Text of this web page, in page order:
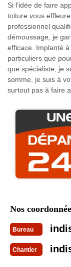
Si l'idée de faire
toiture vous
professionnel
démoussage, je
efficace. Implanté
particuliers que
que spécialiste, je
somme, je suis à
surtout pas à faire
Nos
Bureau
Chantier